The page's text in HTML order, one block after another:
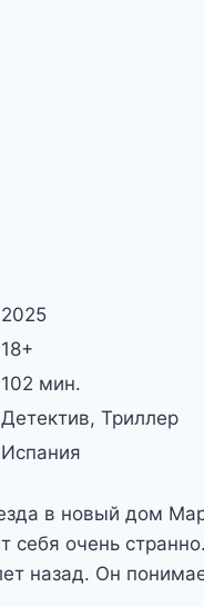
2025
18+
102 мин.
Детектив, Триллер
Испания
в новый дом
очень
назад. Он